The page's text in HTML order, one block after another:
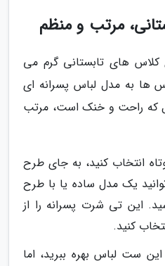
مرتب و منظم
کلاس های تابستانی گرم می
ها به مدل لباس پسرانه ای
که راحت و خنک است، مرتب
انتخاب کنید، به جای طرح
یک مدل ساده یا با طرح
این تی شرت پسرانه را از
کنید.
ست لباس بهره ببرید، اما